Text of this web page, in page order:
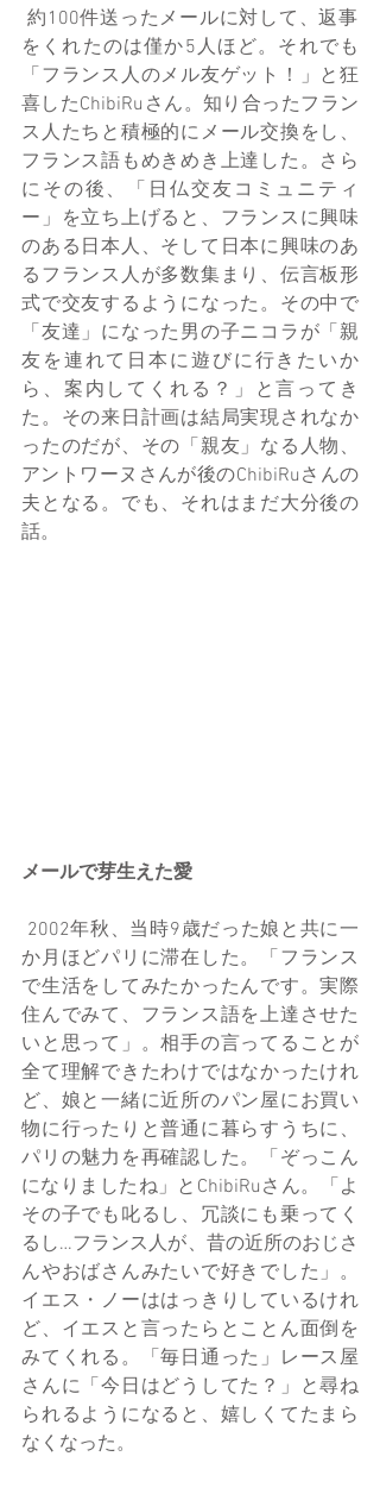
をくれたのは僅か5人ほど。それでも
「フランス人のメル友ゲット！」と狂
喜したChibiRuさん。知り合ったフラン
ス人たちと積極的にメール交換をし、
フランス語もめきめき上達した。さら
にその後、「日仏交友コミュニティ
ー」を立ち上げると、フランスに興味
のある日本人、そして日本に興味のあ
るフランス人が多数集まり、伝言板形
式で交友するようになった。その中で
「友達」になった男の子ニコラが「親
友を連れて日本に遊びに行きたいか
ら、案内してくれる？」と言ってき
た。その来日計画は結局実現されなか
ったのだが、その「親友」なる人物、
アントワーヌさんが後のChibiRuさんの
夫となる。でも、それはまだ大分後の
話。
メールで芽生えた愛
か月ほどパリに滞在した。「フランス
で生活をしてみたかったんです。実際
住んでみて、フランス語を上達させた
いと思って」。相手の言ってることが
全て理解できたわけではなかったけれ
ど、娘と一緒に近所のパン屋にお買い
物に行ったりと普通に暮らすうちに、
パリの魅力を再確認した。「ぞっこん
になりましたね」とChibiRuさん。「よ
その子でも叱るし、冗談にも乗ってく
るし…フランス人が、昔の近所のおじさ
んやおばさんみたいで好きでした」。
イエス・ノーははっきりしているけれ
ど、イエスと言ったらとことん面倒を
みてくれる。「毎日通った」レース屋
さんに「今日はどうしてた？」と尋ね
られるようになると、嬉しくてたまら
なくなった。